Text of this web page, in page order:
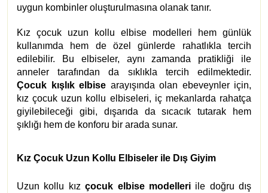
uygun kombinler oluşturulmasına olanak tanır.
Kız çocuk uzun kollu elbise modelleri hem günlük
kullanımda hem de özel günlerde rahatlıkla tercih
edilebilir. Bu elbiseler, aynı zamanda pratikliği ile
anneler tarafından da sıklıkla tercih edilmektedir.
Çocuk kışlık elbise arayışında olan ebeveynler için,
kız çocuk uzun kollu elbiseleri, iç mekanlarda rahatça
giyilebileceği gibi, dışarıda da sıcacık tutarak hem
şıklığı hem de konforu bir arada sunar.
Kız Çocuk Uzun Kollu Elbiseler ile Dış Giyim
Uzun kollu kızçocuk elbise modelleriile doğru dış